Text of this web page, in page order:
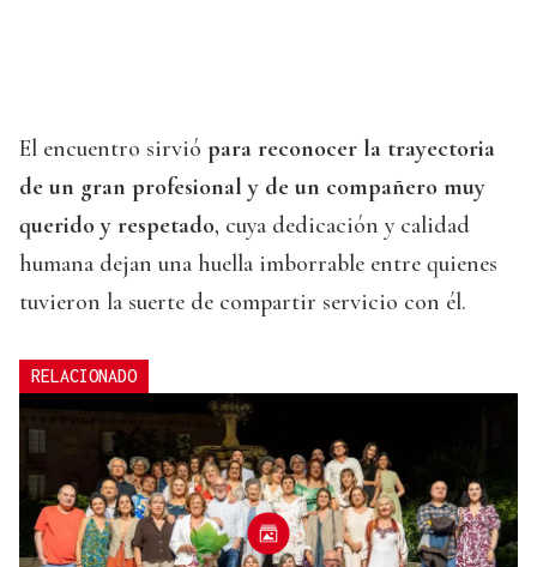
El encuentro sirvió para reconocer la trayectoria
de un gran profesional y de un compañero muy
querido y respetado, cuya dedicación y calidad
humana dejan una huella imborrable entre quienes
tuvieron la suerte de compartir servicio con él.
RELACIONADO